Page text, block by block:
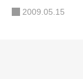
2009.05.15